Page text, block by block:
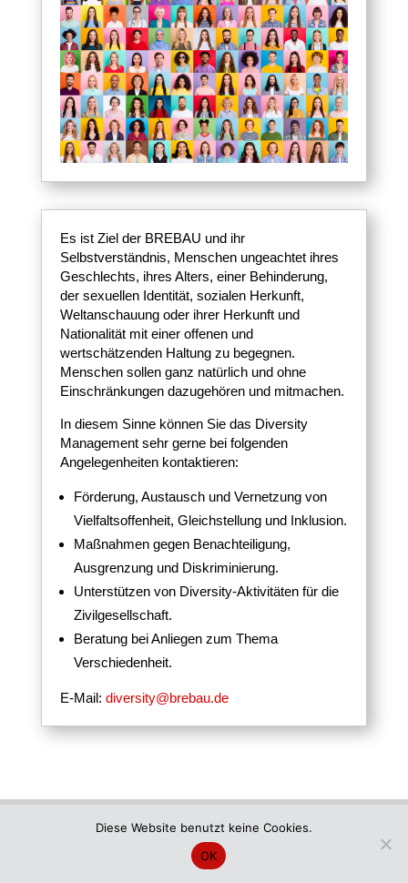
Es ist Ziel der BREBAU und ihr
Selbstverständnis, Menschen ungeachtet ihres
Geschlechts, ihres Alters, einer Behinderung,
der sexuellen Identität, sozialen Herkunft,
Weltanschauung oder ihrer Herkunft und
Nationalität mit einer offenen und
wertschätzenden Haltung zu begegnen.
Menschen sollen ganz natürlich und ohne
Einschränkungen dazugehören und mitmachen.
In diesem Sinne können Sie das Diversity
Management sehr gerne bei folgenden
Angelegenheiten kontaktieren:
Förderung, Austausch und Vernetzung von
Vielfaltsoffenheit, Gleichstellung und Inklusion.
Maßnahmen gegen Benachteiligung,
Ausgrenzung und Diskriminierung.
Unterstützen von Diversity-Aktivitäten für die
Zivilgesellschaft.
Beratung bei Anliegen zum Thema
Verschiedenheit.
E-Mail: diversity@brebau.de
Diese Website benutzt keine Cookies.
OK